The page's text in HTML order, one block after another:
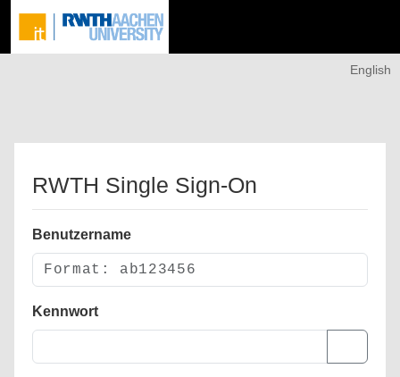
English
RWTH Single Sign-On
Benutzername
Kennwort